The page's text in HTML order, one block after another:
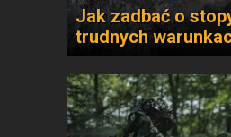
Jak zadbać o
trudnych